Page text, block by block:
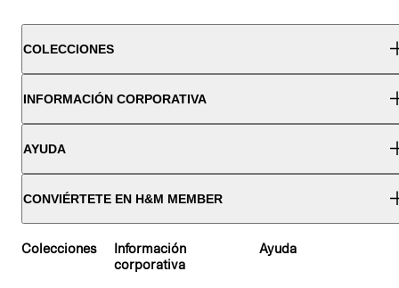
COLECCIONES
INFORMACIÓN CORPORATIVA
AYUDA
CONVIÉRTETE EN H&M MEMBER
Colecciones
Información
corporativa
Ayuda